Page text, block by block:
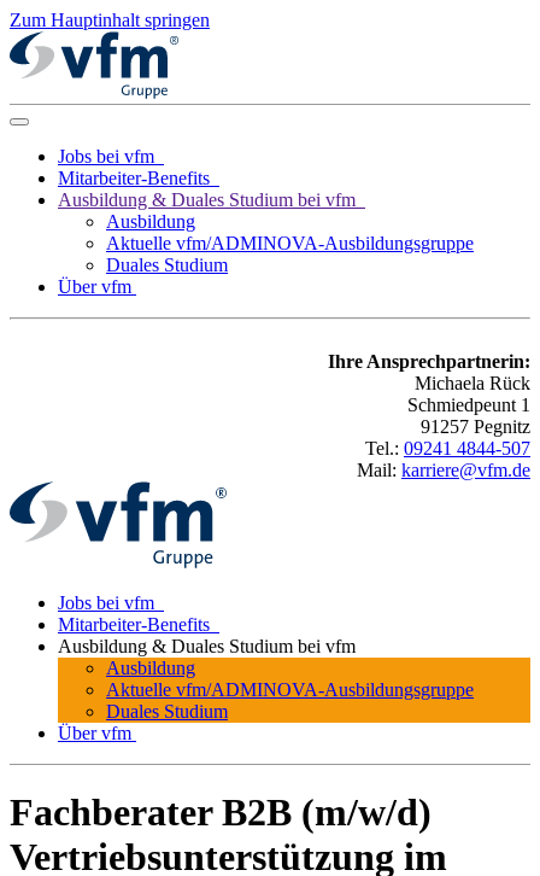
Zum Hauptinhalt springen
Jobs bei vfm
Mitarbeiter-Benefits
Ausbildung & Duales Studium bei vfm
Ausbildung
Aktuelle vfm/ADMINOVA-Ausbildungsgruppe
Duales Studium
Über vfm
Ihre Ansprechpartnerin:
Michaela Rück
Schmiedpeunt 1
91257 Pegnitz
Tel.: 09241 4844-507
Mail: karriere@vfm.de
Jobs bei vfm
Mitarbeiter-Benefits
Ausbildung & Duales Studium bei vfm
Ausbildung
Aktuelle vfm/ADMINOVA-Ausbildungsgruppe
Duales Studium
Über vfm
Fachberater B2B (m/w/d)
Vertriebsunterstützung im